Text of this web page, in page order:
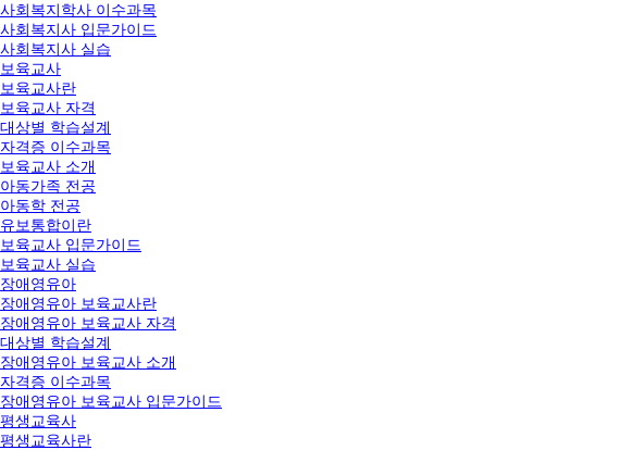
사회복지학사 이수과목
사회복지사 입문가이드
사회복지사 실습
보육교사
보육교사란
보육교사 자격
대상별 학습설계
자격증 이수과목
보육교사 소개
아동가족 전공
아동학 전공
유보통합이란
보육교사 입문가이드
보육교사 실습
장애영유아
장애영유아 보육교사란
장애영유아 보육교사 자격
대상별 학습설계
장애영유아 보육교사 소개
자격증 이수과목
장애영유아 보육교사 입문가이드
평생교육사
평생교육사란